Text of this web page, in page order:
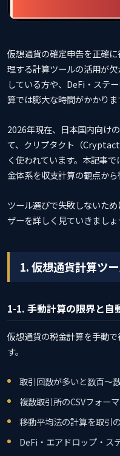
仮想通貨の確定申告を正確
理する計算ツールの活用が
している方や、DeFi・ステ
算では膨大な時間がかかりま
2026年現在、日本国内向け
て、クリプタクト（
く使われています。本記事
金体系を収支計算の観点から
ツール選びで失敗しないた
ザーを詳しく見ていきましょ
1. 仮想通貨計算ツ
1-1. 手動計算の限界と自
仮想通貨の税金計算を手動
す。
取引回数が多いと数百〜
複数取引所のCSVフォー
移動平均法の計算を取引
DeFi・エアドロップ・ス